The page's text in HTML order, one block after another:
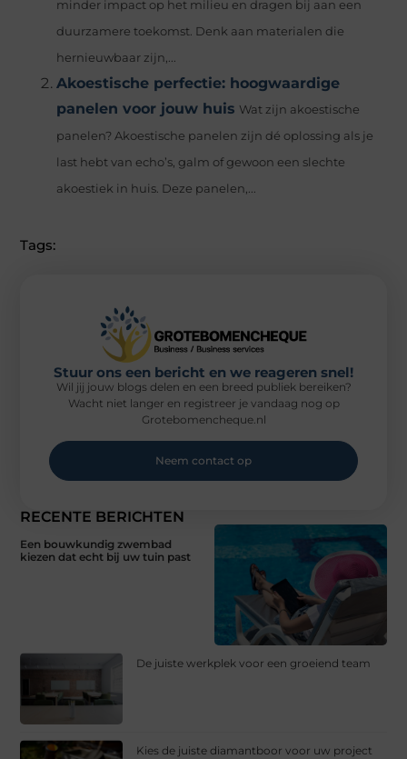
minder impact op het milieu en dragen bij aan een
duurzamere toekomst. Denk aan materialen die
hernieuwbaar zijn,...
Akoestische perfectie: hoogwaardige
panelen voor jouw huis Wat zijn akoestische
panelen? Akoestische panelen zijn dé oplossing als je
last hebt van echo’s, galm of gewoon een slechte
akoestiek in huis. Deze panelen,...
Tags:
RECENTE BERICHTEN
Een bouwkundig zwembad
kiezen dat echt bij uw tuin past
De juiste werkplek voor een groeiend team
Kies de juiste diamantboor voor uw project
Stuur ons een bericht en we reageren snel!
Wil jij jouw blogs delen en een breed publiek bereiken?
Wacht niet langer en registreer je vandaag nog op
Grotebomencheque.nl
Neem contact op